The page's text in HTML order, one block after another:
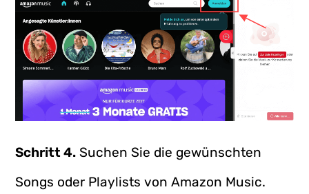
Schritt 4. Suchen Sie die gewünschten
Songs oder Playlists von Amazon Music.